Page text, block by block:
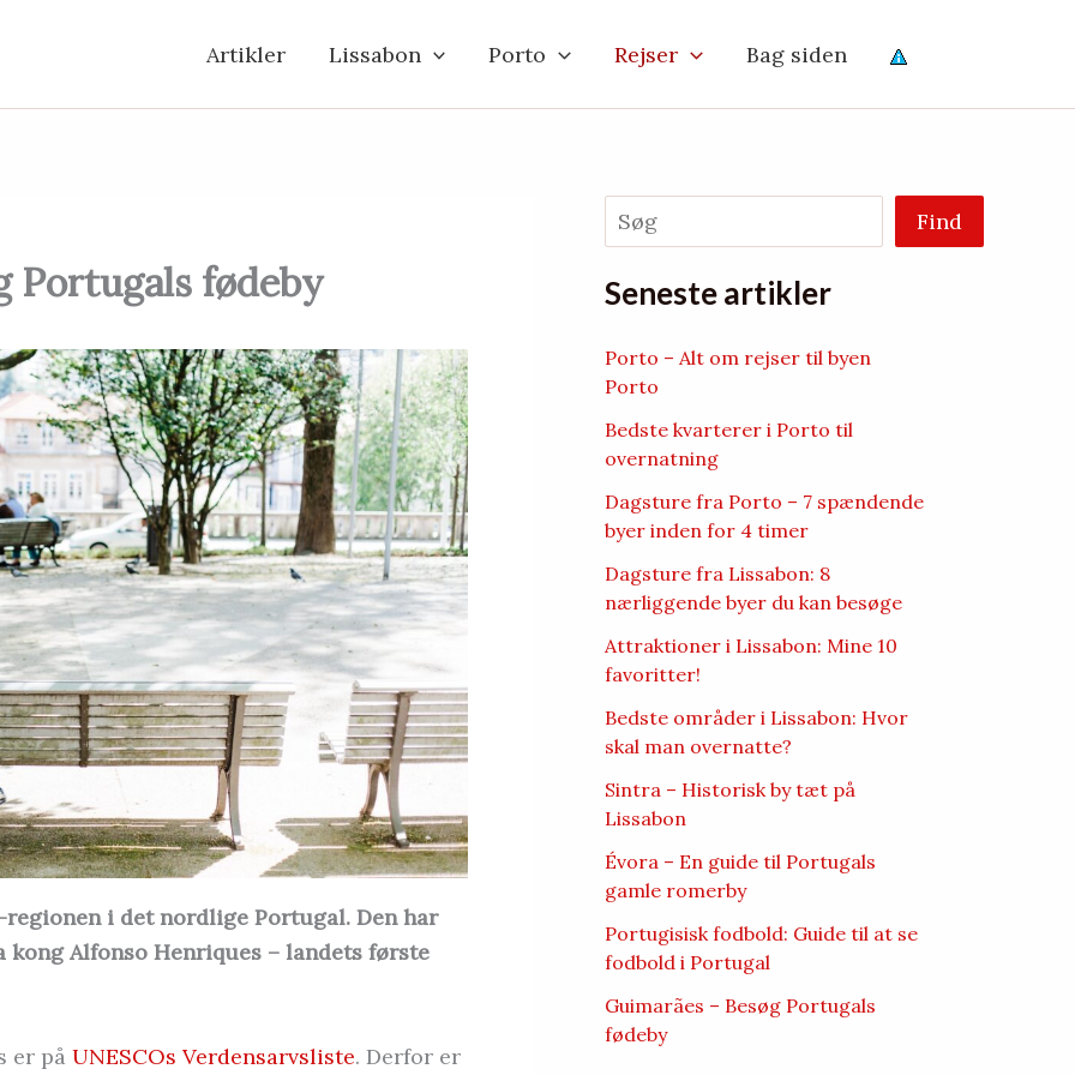
Artikler Lissabon Porto Rejser Bag siden
Portugals fødeby
i det nordlige Portugal. Den har
kong Alfonso Henriques – landets første
er på UNESCOs Verdensarvsliste. Derfor er
Søg Find
Seneste artikler
Porto – Alt om rejser til byen
Porto
Bedste kvarterer i Porto til
overnatning
Dagsture fra Porto – 7 spændende
byer inden for 4 timer
Dagsture fra Lissabon: 8
nærliggende byer du kan besøge
Attraktioner i Lissabon: Mine 10
favoritter!
Bedste områder i Lissabon: Hvor
skal man overnatte?
Sintra – Historisk by tæt på
Lissabon
Évora – En guide til Portugals
gamle romerby
Portugisisk fodbold: Guide til at se
fodbold i Portugal
Guimarães – Besøg Portugals
fødeby